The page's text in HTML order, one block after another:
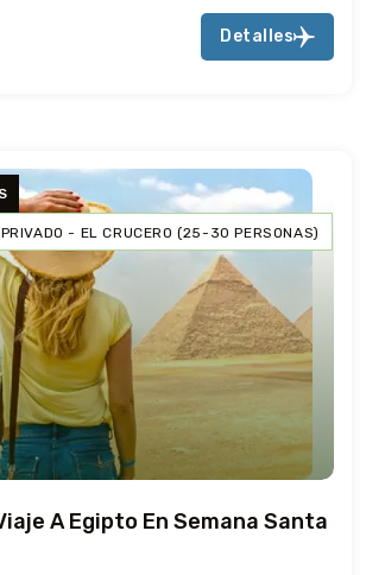
Detalles
- EL CRUCERO (25-30 PERSONAS)
A Egipto En Semana Santa